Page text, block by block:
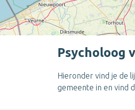
Psycholoog
Hieronder vind je de
gemeente in en vind